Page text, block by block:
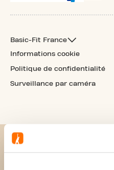
Basic-Fit France
Informations cookie
Politique de confidentialité
Surveillance par caméra